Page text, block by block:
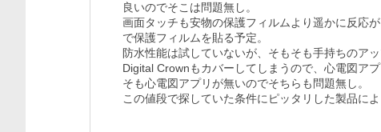
良いのでそこは問題無し。
画面タッチも安物の保護フィルムより遥かに反応
で保護フィルムを貼る予定。
防水性能は試していないが、そもそも手持ちのア
Digital Crownもカバーしてしまうので、心電図ア
そも心電図アプリが無いのでそちらも問題無し。
この値段で探していた条件にピッタリした製品によ